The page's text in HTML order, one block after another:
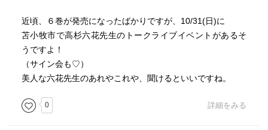
近頃、６巻が発売になったばかりですが、10/31(日)に
苫小牧市で高杉六花先生のトークライブイベントがあるそ
うですよ！
（サイン会も♡）
美人な六花先生のあれやこれや、聞けるといいですね。
0 詳細をみる